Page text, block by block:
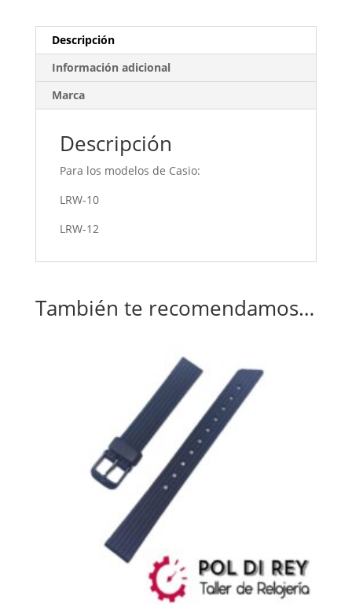
Descripción
Información adicional
Marca
Descripción
Para los modelos de Casio:
LRW-10
LRW-12
También te recomendamos…